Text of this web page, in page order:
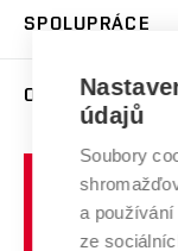
Brno
Celoživotní
E-přihláška
Harmonogram
Závěrečné práce
Doktorské studium
Zpracování
Sociální bezpečí
Studium bez bariér
Podpora podnikání
Mezinárodní
Systém zajišťování
Výzkumné
Transfer znalostí
SPOLUPRÁCE
Firemní spolupráce
Zahraniční
Spolupráce se
Služby univerzity
Mezinárodní
O UNIVERZITĚ
Profil univerzity
Udržitelná
Podnikavá
údajů
Soubory
a
ze